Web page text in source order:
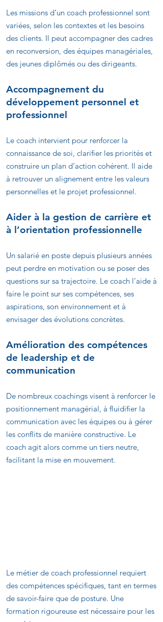
Les missions d’un coach professionnel sont
variées, selon les contextes et les besoins
des clients. Il peut accompagner des cadres
en reconversion, des équipes managériales,
des jeunes diplômés ou des dirigeants.
Accompagnement du
développement personnel et
professionnel
Le coach intervient pour renforcer la
connaissance de soi, clarifier les priorités et
construire un plan d’action cohérent. Il aide
à retrouver un alignement entre les valeurs
personnelles et le projet professionnel.
Aider à la gestion de carrière et
à l’orientation professionnelle
Un salarié en poste depuis plusieurs années
peut perdre en motivation ou se poser des
questions sur sa trajectoire. Le coach l’aide à
faire le point sur ses compétences, ses
aspirations, son environnement et à
envisager des évolutions concrètes.
Amélioration des compétences
de leadership et de
communication
De nombreux coachings visent à renforcer le
positionnement managérial, à fluidifier la
communication avec les équipes ou à gérer
les conflits de manière constructive. Le
coach agit alors comme un tiers neutre,
facilitant la mise en mouvement.
Le métier de coach professionnel requiert
des compétences spécifiques, tant en termes
de savoir-faire que de posture. Une
formation rigoureuse est nécessaire pour les